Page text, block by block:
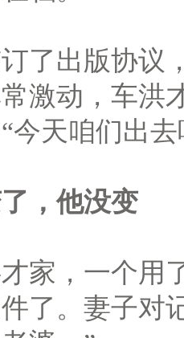
出版协议，
激动，车洪
今天咱们出
，他没变
，一个用了
了。妻子对